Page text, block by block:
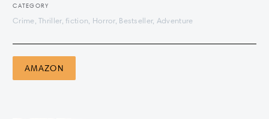
CATEGORY
Crime, Thriller, fiction, Horror, Bestseller, Adventure
AMAZON